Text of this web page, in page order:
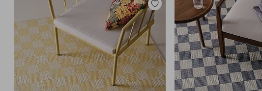
Legg
til
favoritter